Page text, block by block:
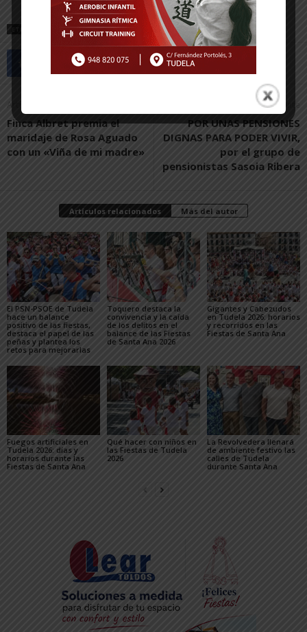
GRIPE
Artículo anterior
Finca Albret premia el
maridaje de Rosa Aguado
con un «Viña de mi madre»
Artículo siguiente
POR UNAS PENSIONES
DIGNAS PARA PODER VIVIR,
por el grupo de
pensionistas Sasoia Ribera
Artículos relacionados Más del autor
El PSN-PSOE de Tudela
hace un balance
positivo de las fiestas,
destaca el papel de las
peñas y plantea los
retos para mejorarlas
Toquero destaca la
convivencia y la caída
de los delitos en el
balance de las Fiestas
de Santa Ana 2026
Gigantes y Cabezudos
en Tudela 2026: horarios
y recorridos en las
Fiestas de Santa Ana
Fuegos artificiales en
Tudela 2026: días y
horarios durante las
Fiestas de Santa Ana
Qué hacer con niños en
las Fiestas de Tudela
2026
La Revolvedera llenará
de ambiente festivo las
calles de Tudela
durante Santa Ana